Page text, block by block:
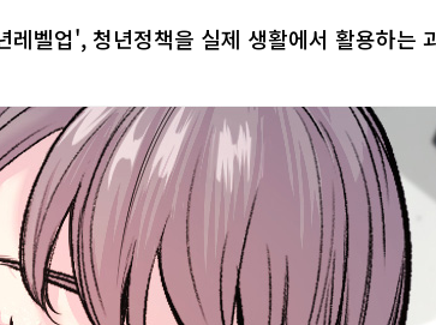
레벨업', 청년정책을 실제 생활에서 활용하는